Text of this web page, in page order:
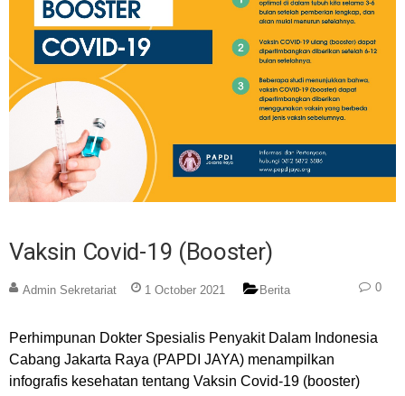
Vaksin Covid-19 (booster)
Admin Sekretariat 1 October 2021 Berita 0
Perhimpunan Dokter Spesialis Penyakit Dalam Indonesia
Cabang Jakarta Raya (PAPDI JAYA) menampilkan
infografis kesehatan tentang Vaksin Covid-19 (booster)